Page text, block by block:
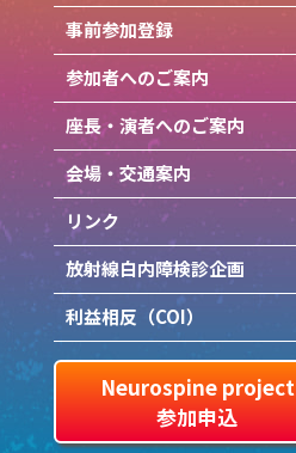
事前参加登録
参加者へのご案内
座長・演者へのご案内
会場・交通案内
リンク
放射線白内障検診企画
利益相反（COI）
Neurospine project
参加申込